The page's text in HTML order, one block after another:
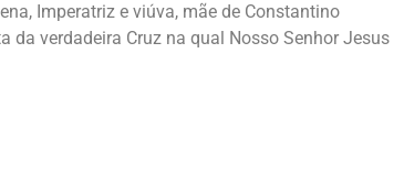
Imperatriz e viúva, mãe de Constantino
da verdadeira Cruz na qual Nosso Senhor Jesus